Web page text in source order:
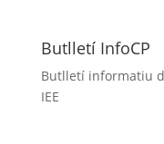
Butlletí InfoCP
Butlletí informatiu
IEE